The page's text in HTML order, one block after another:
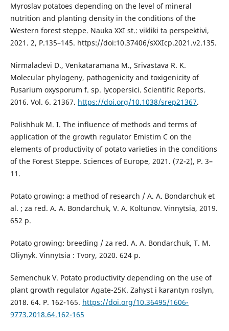
Myroslav potatoes depending on the level of mineral
nutrition and planting density in the conditions of the
Western forest steppe. Nauka XXI st.: vikliki ta perspektivi,
2021. 2, Р.135–145. https://doi:10.37406/sXXIcp.2021.v2.135.
Nirmaladevi D., Venkataramana M., Srivastava R. K.
Molecular phylogeny, pathogenicity and toxigenicity of
Fusarium oxysporum f. sp. lycopersici. Scientific Reports.
2016. Vol. 6. 21367. https://doi.org/10.1038/srep21367.
Polіshhuk M. І. The influence of methods and terms of
application of the growth regulator Emistim C on the
elements of productivity of potato varieties in the conditions
of the Forest Steppe. Sciences of Europe, 2021. (72-2), Р. 3–
11.
Potato growing: a method of research / A. A. Bondarchuk et
al. ; za red. A. A. Bondarchuk, V. A. Koltunov. Vinnytsia, 2019.
652 p.
Potato growing: breeding / za red. A. A. Bondarchuk, T. M.
Oliynyk. Vinnytsia : Tvory, 2020. 624 p.
Semenchuk V. Potato productivity depending on the use of
plant growth regulator Agate-25K. Zahyst і karantyn roslyn,
2018. 64. Р. 162-165. https://doi.org/10.36495/1606-
9773.2018.64.162-165